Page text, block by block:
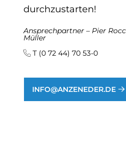
durchzustarten!
Ansprechpartner – Pier
Müller
T (0 72 44) 70 53-0
INFO@ANZENEDER.DE